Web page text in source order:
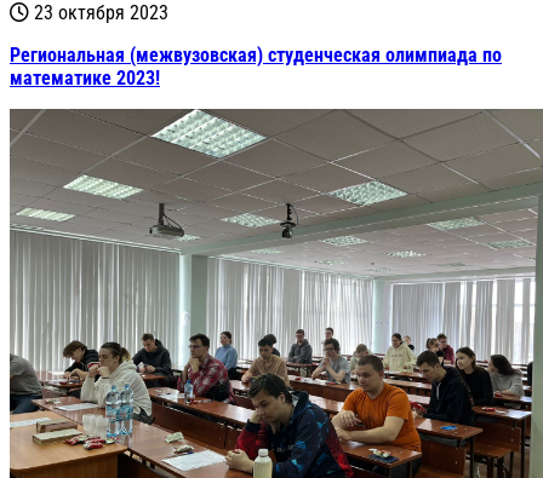
23 октября 2023
Региональная (межвузовская) студенческая олимпиада по
математике 2023!